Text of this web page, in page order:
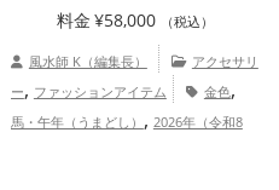
料金 ¥58,000 （税込）
風水師 K（編集長）
アクセサリ
ー, ファッションアイテム 金色,
馬・午年（うまどし） , 2026年（令和8